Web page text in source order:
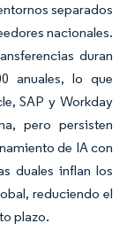
separados
nacionales.
duran
anuales, lo que
SAP y Workday
pero persisten
de IA con
duales inflan los
reduciendo el
plazo.